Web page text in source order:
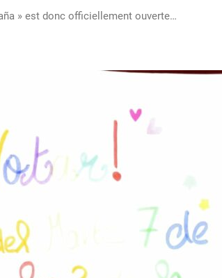
» est donc officiellement ouverte…